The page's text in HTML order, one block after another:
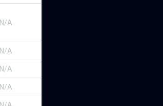
N/A
N/A
N/A
N/A